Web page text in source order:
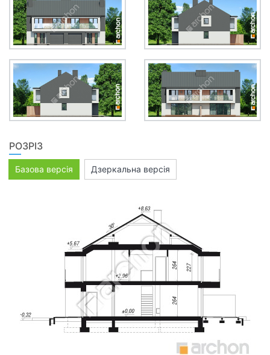
РОЗРІЗ
Базова версія Дзеркальна версія